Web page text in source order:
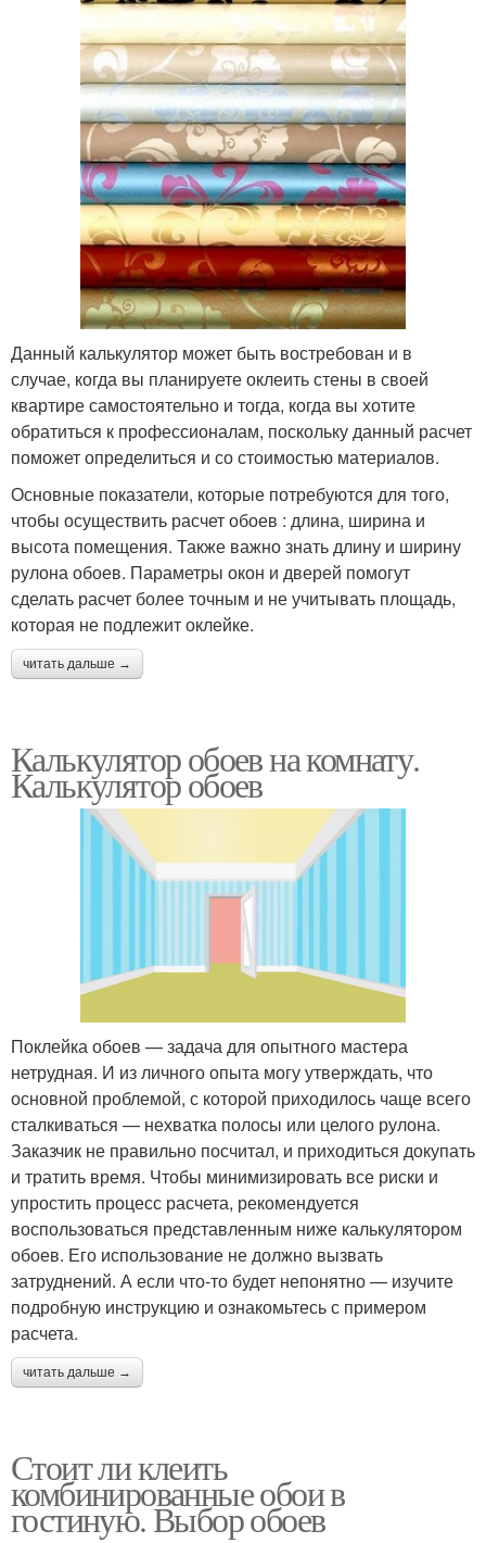
Данный калькулятор может быть востребован и в
случае, когда вы планируете оклеить стены в своей
квартире самостоятельно и тогда, когда вы хотите
обратиться к профессионалам, поскольку данный расчет
поможет определиться и со стоимостью материалов.
Основные показатели, которые потребуются для того,
чтобы осуществить расчет обоев : длина, ширина и
высота помещения. Также важно знать длину и ширину
рулона обоев. Параметры окон и дверей помогут
сделать расчет более точным и не учитывать площадь,
которая не подлежит оклейке.
читать дальше →
Калькулятор обоев на комнату.
Калькулятор обоев
Поклейка обоев — задача для опытного мастера
нетрудная. И из личного опыта могу утверждать, что
основной проблемой, с которой приходилось чаще всего
сталкиваться — нехватка полосы или целого рулона.
Заказчик не правильно посчитал, и приходиться докупать
и тратить время. Чтобы минимизировать все риски и
упростить процесс расчета, рекомендуется
воспользоваться представленным ниже калькулятором
обоев. Его использование не должно вызвать
затруднений. А если что-то будет непонятно — изучите
подробную инструкцию и ознакомьтесь с примером
расчета.
читать дальше →
Стоит ли клеить
комбинированные обои в
гостиную. Выбор обоев